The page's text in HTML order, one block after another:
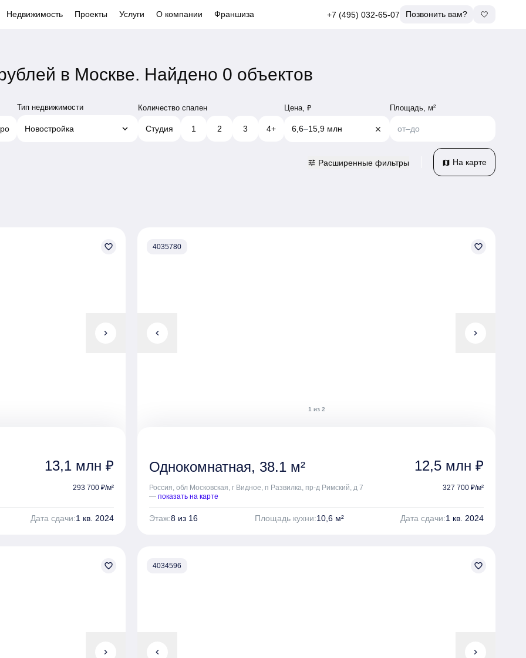
Недвижимость Проекты Услуги О компании Франшиза +7 (495) 032-65-07 Позвонить вам?
в Москве. Найдено 0 объектов
Тип недвижимости
Новостройка keyboard_arrow_down
Количество спален
Студия 1 2 3 4+
Цена, ₽
6,6–15,9 млн close
Площадь, м²
от–до
tune Расширенные фильтры map На карте
chevron_right
favorite_border
13,1 млн ₽
293 700 ₽/м²
Дата сдачи:1 кв. 2024
chevron_left chevron_right
1 из 2
4035780 favorite_border
Однокомнатная, 38.1 м² 12,5 млн ₽
Россия, обл Московская, г Видное, п Развилка, пр-д Римский, д 7
— показать на карте
327 700 ₽/м²
Этаж:8 из 16 Площадь кухни:10,6 м² Дата сдачи:1 кв. 2024
chevron_right
favorite_border
chevron_left chevron_right
4034596 favorite_border